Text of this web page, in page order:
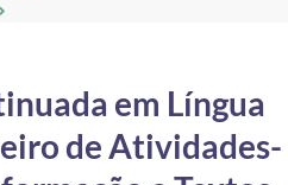
Humanos
em Língua
de Atividades-